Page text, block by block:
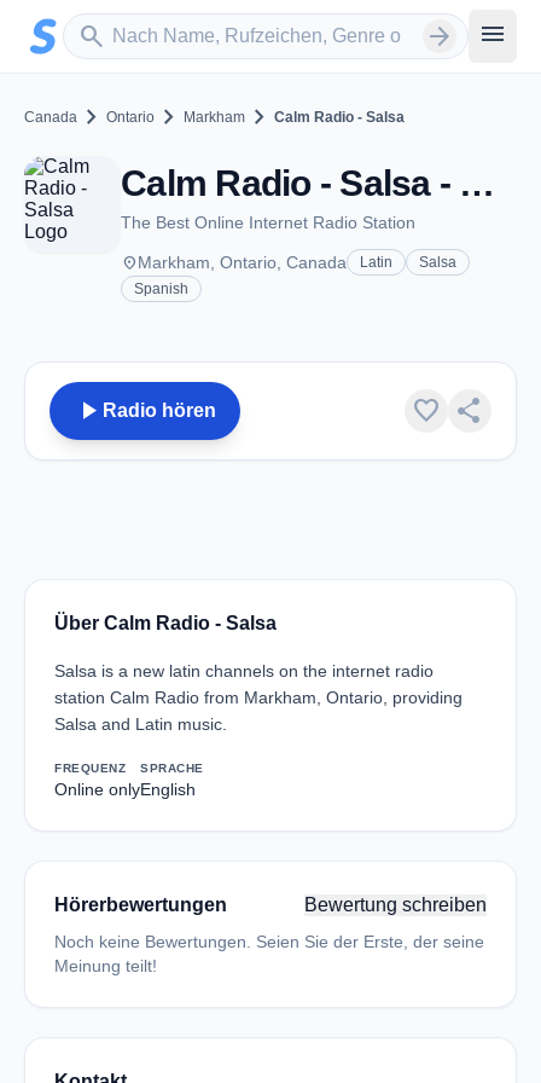
Zum Hauptinhalt springen
search
Sender suchen arrow_forward menu
Canada chevron_right Ontario chevron_right Markham chevron_right Calm Radio - Salsa
Calm Radio - Salsa - Markham, ON
The Best Online Internet Radio Station
placeMarkham, Ontario, Canada Latin
Salsa
Spanish
play_arrow Radio hören favorite share
Über Calm Radio - Salsa
Salsa is a new latin channels on the internet radio
station Calm Radio from Markham, Ontario, providing
Salsa and Latin music.
FREQUENZ
Online only
SPRACHE
English
Hörerbewertungen Bewertung schreiben
Noch keine Bewertungen. Seien Sie der Erste, der seine
Meinung teilt!